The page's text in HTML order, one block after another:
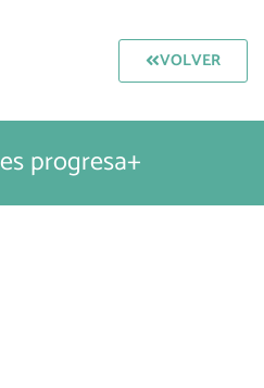
VOLVER
progresa+